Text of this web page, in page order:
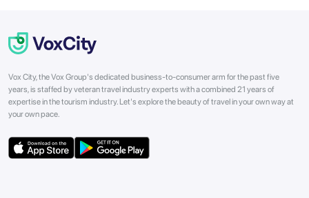
Vox City, the Vox Group's dedicated business-to-consumer arm for the past five
years, is staffed by veteran travel industry experts with a combined 21 years of
expertise in the tourism industry. Let's explore the beauty of travel in your own way at
your own pace.